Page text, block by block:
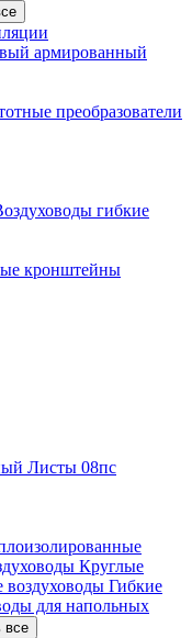
армированный
преобразователи
гибкие
кронштейны
Листы 08пс
Круглые
воздуховоды Гибкие
для напольных
все